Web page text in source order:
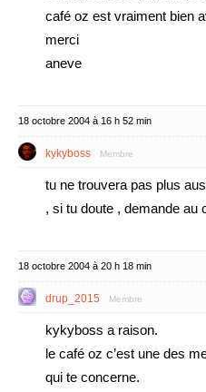
café oz est vraiment bien
merci
aneve
18 octobre 2004 à 16 h 52 min
kykyboss Membre
tu ne trouvera pas plus
, si tu doute , demande au
18 octobre 2004 à 20 h 18 min
drup_2015 Membre
kykyboss a raison.
le café oz c’est une des
qui te concerne.